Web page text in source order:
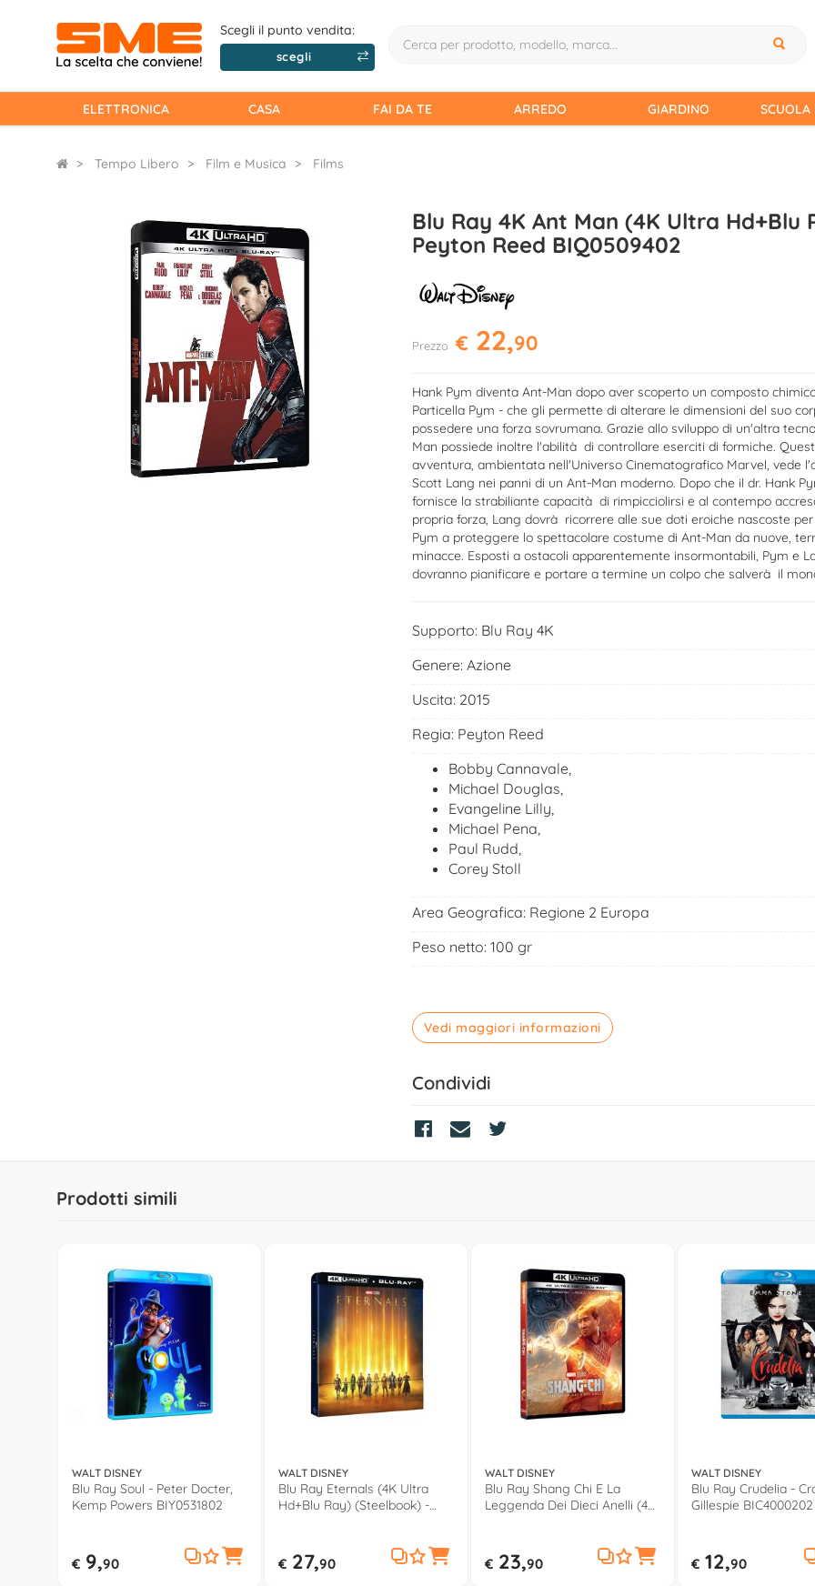
Scegli il punto vendita:
scegli
ELETTRONICA CASA FAI DA TE ARREDO GIARDINO SCUOLA
Tempo Libero Film e Musica Films
Blu Ray 4K Ant Man (4K Ultra Hd+Blu
Peyton Reed BIQ0509402
Prezzo € 22,90
Hank Pym diventa Ant-Man dopo aver scoperto un composto
Particella Pym - che gli permette di alterare le dimensioni del suo
possedere una forza sovrumana. Grazie allo sviluppo di un'altra
Man possiede inoltre l'abilità di controllare eserciti di formiche.
avventura, ambientata nell'Universo Cinematografico Marvel, vede
Scott Lang nei panni di un Ant-Man moderno. Dopo che il dr. Hank
fornisce la strabiliante capacità di rimpicciolirsi e al contempo
propria forza, Lang dovrà ricorrere alle sue doti eroiche nascoste
Pym a proteggere lo spettacolare costume di Ant-Man da nuove,
minacce. Esposti a ostacoli apparentemente insormontabili, Pym e
dovranno pianificare e portare a termine un colpo che salverà il
Supporto: Blu Ray 4K
Genere: Azione
Uscita: 2015
Regia: Peyton Reed
Bobby Cannavale,
Michael Douglas,
Evangeline Lilly,
Michael Pena,
Paul Rudd,
Corey Stoll
Area Geografica: Regione 2 Europa
Peso netto: 100 gr
Vedi maggiori informazioni
Condividi
Prodotti simili
WALT DISNEY
Blu Ray Soul - Peter Docter,
Kemp Powers BIY0531802
€ 9,90
WALT DISNEY
Blu Ray Eternals (4K Ultra
Hd+Blu Ray) (Steelbook) -
€ 27,90
WALT DISNEY
Blu Ray Shang Chi E La
Leggenda Dei Dieci Anelli (4K
€ 23,90
WALT DISNEY
Blu Ray Crudelia -
Gillespie BIC4000202
€ 12,90